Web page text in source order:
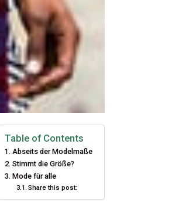
Table of Contents
Abseits der Modelmaße
Stimmt die Größe?
Mode für alle
Share this post: